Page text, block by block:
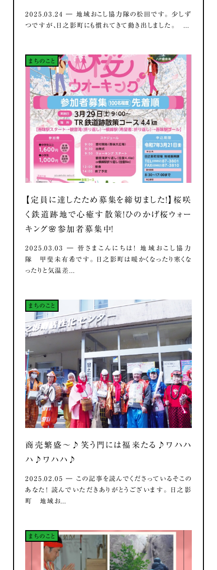
2025.03.24 ― 地域おこし協力隊の松田です。 少しず
つですが、日之影町にも慣れてきて動き出しました。 ...
まちのこと
【定員に達したため募集を締切ました！】桜咲
く鉄道跡地で心癒す散策！ひのかげ桜ウォー
キング🌸参加者募集中！
2025.03.03 ― 皆さまこんにちは！ 地域おこし協力
隊 甲斐未有希です。 日之影町は暖かくなったり寒くな
ったりと気温差...
まちのこと
商売繁盛～♪笑う門には福来たる♪ワハハ
ハ♪ワハハ♪
2025.02.05 ― この記事を読んでくださっているそこの
あなた！ 読んでいただきありがとうございます。 日之影
町 地域お...
まちのこと